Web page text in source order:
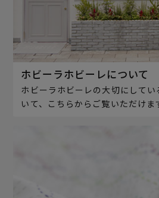
ホビーラホビーレについて
ホビーラホビーレの大切にしてい
いて、こちらからご覧いただけま